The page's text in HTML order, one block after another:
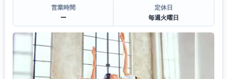
営業時間
ー
定休日
毎週火曜日